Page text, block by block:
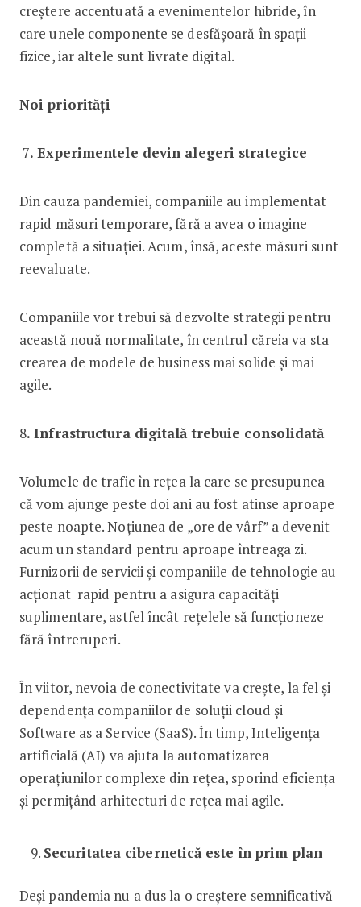
creștere accentuată a evenimentelor hibride, în
care unele componente se desfășoară în spații
fizice, iar altele sunt livrate digital.
Noi priorități
7.Experimentele devin alegeri strategice
Din cauza pandemiei, companiile au implementat
rapid măsuri temporare, fără a avea o imagine
completă a situației. Acum, însă, aceste măsuri sunt
reevaluate.
Companiile vor trebui să dezvolte strategii pentru
această nouă normalitate, în centrul căreia va sta
crearea de modele de business mai solide și mai
agile.
8.Infrastructura digitală trebuie consolidată
Volumele de trafic în rețea la care se presupunea
că vom ajunge peste doi ani au fost atinse aproape
peste noapte. Noțiunea de „ore de vârf” a devenit
acum un standard pentru aproape întreaga zi.
Furnizorii de servicii și companiile de tehnologie au
acționat rapid pentru a asigura capacități
suplimentare, astfel încât rețelele să funcționeze
fără întreruperi.
În viitor, nevoia de conectivitate va crește, la fel și
dependența companiilor de soluții cloud și
Software as a Service (SaaS). În timp, Inteligența
artificială (AI) va ajuta la automatizarea
operațiunilor complexe din rețea, sporind eficiența
și permițând arhitecturi de rețea mai agile.
Securitatea cibernetică este în prim plan
Deși pandemia nu a dus la o creștere semnificativă